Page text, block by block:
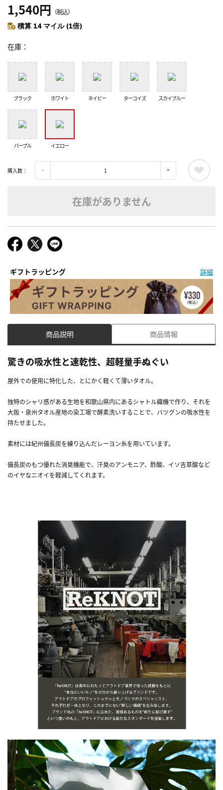
1,540円 （税込）
積算 14 マイル (1倍)
在庫
ブラック ホワイト ネイビー ターコイズ スカイブルー
パープル イエロー
購入数：
在庫がありません
ギフトラッピング 詳細
商品説明 商品情報
驚きの吸水性と速乾性、超軽量手ぬぐい
屋外での使用に特化した、とにかく軽くて薄いタオル。
独特のシャリ感がある生地を和歌山県内にあるシャトル織機で作り、それを
大阪・泉州タオル産地の染工場で酵素洗いすることで、バツグンの吸水性を
持たせました。
素材には紀州備長炭を練り込んだレーヨン糸を用いています。
備長炭のもつ優れた消臭機能で、汗臭のアンモニア、酢酸、イソ吉草酸など
のイヤなニオイを軽減してくれます。